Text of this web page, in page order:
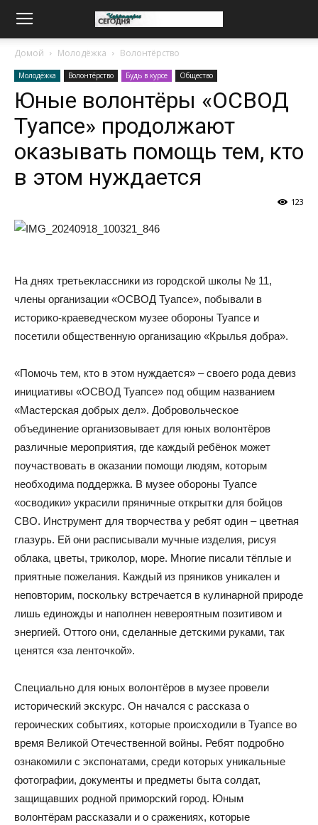
Домой Молодёжка Волонтёрство
Молодёжка Волонтёрство Будь в курсе Общество
Юные волонтёры «ОСВОД
Туапсе» продолжают
оказывать помощь тем, кто
в этом нуждается
123
На днях третьеклассники из городской школы № 11,
члены организации «ОСВОД Туапсе», побывали в
историко-краеведческом музее обороны Туапсе и
посетили общественную организацию «Крылья добра».
«Помочь тем, кто в этом нуждается» – своего рода девиз
инициативы «ОСВОД Туапсе» под общим названием
«Мастерская добрых дел». Добровольческое
объединение организовывает для юных волонтёров
различные мероприятия, где каждый ребёнок может
поучаствовать в оказании помощи людям, которым
необходима поддержка. В музее обороны Туапсе
«осводики» украсили пряничные открытки для бойцов
СВО. Инструмент для творчества у ребят один – цветная
глазурь. Ей они расписывали мучные изделия, рисуя
облака, цветы, триколор, море. Многие писали тёплые и
приятные пожелания. Каждый из пряников уникален и
неповторим, поскольку встречается в кулинарной природе
лишь единожды и наполнен невероятным позитивом и
энергией. Оттого они, сделанные детскими руками, так
ценятся «за ленточкой».
Специально для юных волонтёров в музее провели
исторический экскурс. Он начался с рассказа о
героических событиях, которые происходили в Туапсе во
время Великой Отечественной войны. Ребят подробно
ознакомили с экспонатами, среди которых уникальные
фотографии, документы и предметы быта солдат,
защищавших родной приморский город. Юным
волонтёрам рассказали и о сражениях, которые